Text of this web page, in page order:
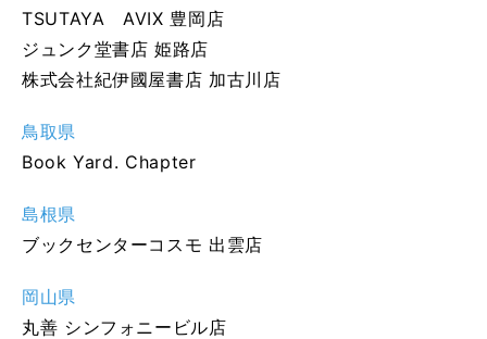
TSUTAYA AVIX 豊岡店
ジュンク堂書店 姫路店
株式会社紀伊國屋書店 加古川店
鳥取県
Book Yard. Chapter
島根県
ブックセンターコスモ 出雲店
岡山県
丸善 シンフォニービル店